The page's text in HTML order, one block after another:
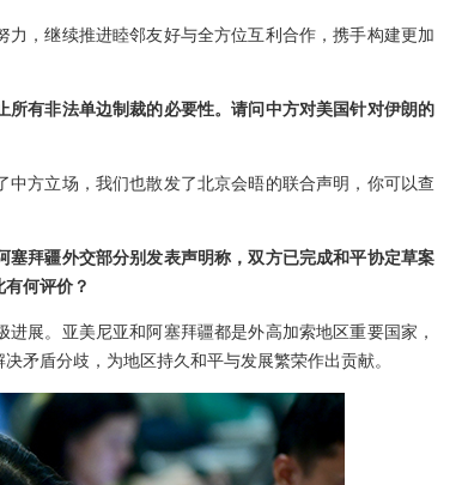
，继续推进睦邻友好与全方位互利合作，携手构建更加
有非法单边制裁的必要性。请问中方对美国针对伊朗的
方立场，我们也散发了北京会晤的联合声明，你可以查
拜疆外交部分别发表声明称，双方已完成和平协定草案
何评价？
展。亚美尼亚和阿塞拜疆都是外高加索地区重要国家，
矛盾分歧，为地区持久和平与发展繁荣作出贡献。